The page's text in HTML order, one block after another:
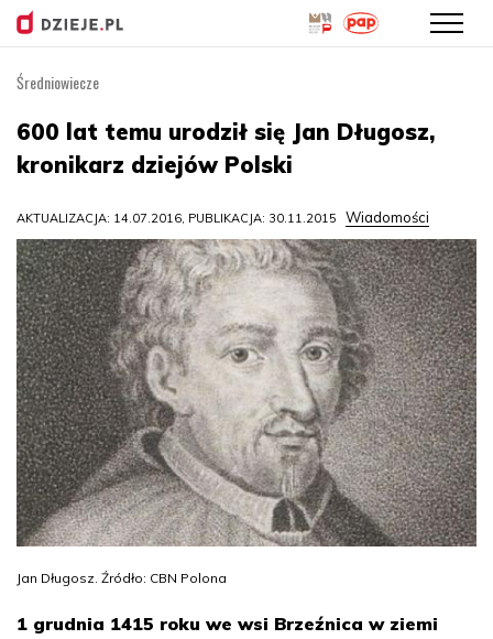
treści
Średniowiecze
600 lat temu urodził się Jan Długosz,
kronikarz dziejów Polski
AKTUALIZACJA: 14.07.2016, PUBLIKACJA: 30.11.2015 Wiadomości
Jan Długosz. Źródło: CBN Polona
1 grudnia 1415 roku we wsi Brzeźnica w ziemi